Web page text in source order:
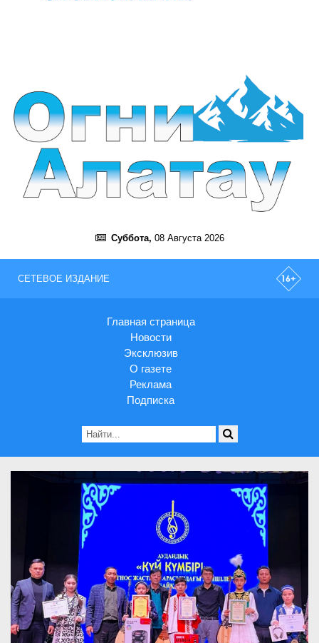
Суббота, 08 Августа 2026
СЕТЕВОЕ ИЗДАНИЕ
Главная страница
Новости
Эксклюзив
О газете
Реклама
Подписка